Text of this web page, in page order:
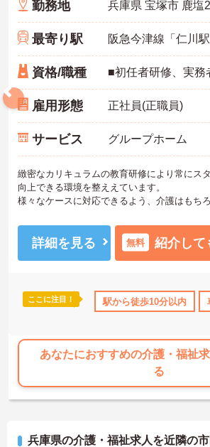
ブランクOK 資格取得サポート 研
勤務地 兵庫県 宝塚市 鹿塩
最寄り駅
資格/職種
雇用形態 正社員(正職員)
サービス グループホーム
緻密なカリキュラムの教育研修により常にス
向上できる環境を整ええています。
様々なケースに対応できるよう、介護はもち
部社員まで教育研修を行っています。
ご興味ある方には、面接対策ポイントなど、
たしますのでお気軽にご相談ください。
詳細を見る 無料 紹介して
ここに注目！ 駅から徒歩10分以内
あなたにおすすめの介護・福祉
る
兵庫県の介護・福祉求人を近隣の